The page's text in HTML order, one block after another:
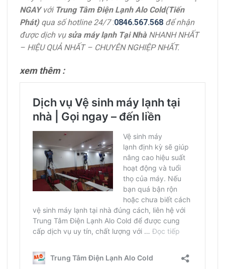
NGAYvới Trung Tâm Điện Lạnh Alo Cold(Tiến
Phát)qua sốhotline 24/7:0846.567.568 để nhận
được dịch vụsửa máy lạnh Tại NhàNHANH NHẤT
– HIỆU QUẢ NHẤT – CHUYÊN NGHIỆP NHẤT.
xem thêm :